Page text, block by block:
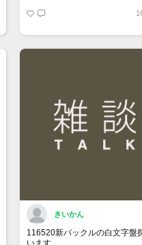
きいかん
116520新バックルの白文字盤
います。